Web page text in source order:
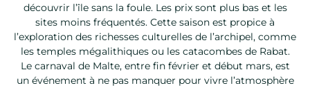
découvrir l’île sans la foule. Les prix sont plus bas et les
sites moins fréquentés. Cette saison est propice à
l’exploration des richesses culturelles de l’archipel, comme
les temples mégalithiques ou les catacombes de Rabat.
Le carnaval de Malte, entre fin février et début mars, est
un événement à ne pas manquer pour vivre l’atmosphère